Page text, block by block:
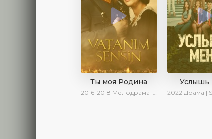
Ты моя Родина
2016-2018 Мелодрама | Исторический | Военный | Turok1990
Услышь
2022 Драма | SesDizi |